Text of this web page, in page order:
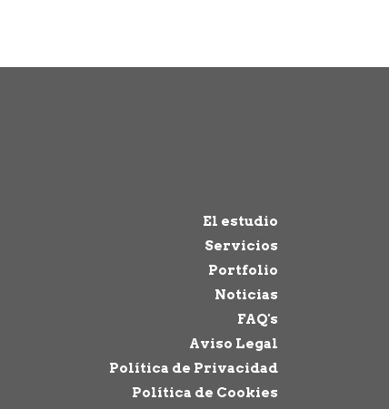
El estudio
Servicios
Portfolio
Noticias
FAQ's
Aviso Legal
Política de Privacidad
Política de Cookies